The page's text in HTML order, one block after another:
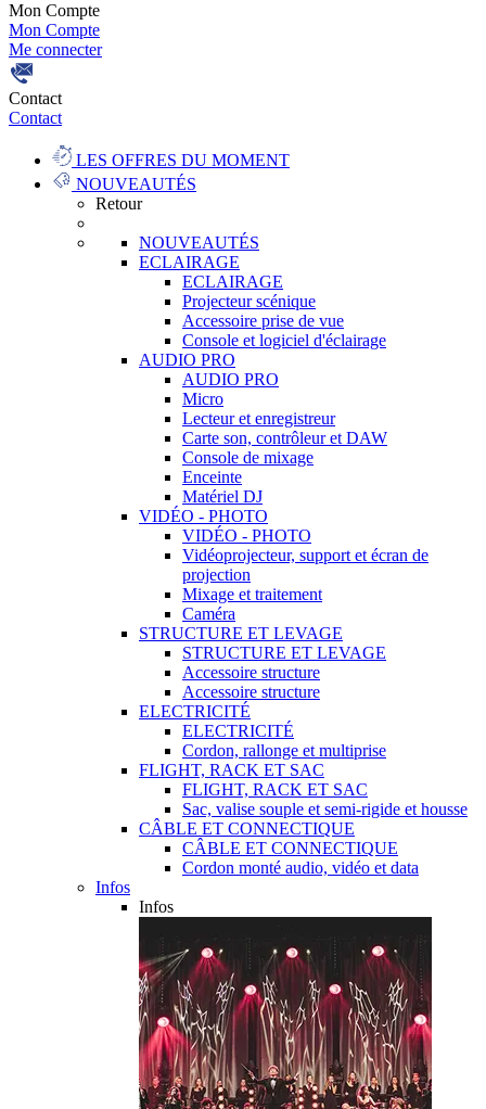
Mon Compte
Mon Compte
Me connecter
Contact
Contact
LES OFFRES DU MOMENT
NOUVEAUTÉS
Retour
NOUVEAUTÉS
ECLAIRAGE
ECLAIRAGE
Projecteur scénique
Accessoire prise de vue
Console et logiciel d'éclairage
AUDIO PRO
AUDIO PRO
Micro
Lecteur et enregistreur
Carte son, contrôleur et DAW
Console de mixage
Enceinte
Matériel DJ
VIDÉO - PHOTO
VIDÉO - PHOTO
Vidéoprojecteur, support et écran de
projection
Mixage et traitement
Caméra
STRUCTURE ET LEVAGE
STRUCTURE ET LEVAGE
Accessoire structure
Accessoire structure
ELECTRICITÉ
ELECTRICITÉ
Cordon, rallonge et multiprise
FLIGHT, RACK ET SAC
FLIGHT, RACK ET SAC
Sac, valise souple et semi-rigide et housse
CÂBLE ET CONNECTIQUE
CÂBLE ET CONNECTIQUE
Cordon monté audio, vidéo et data
Infos
Infos